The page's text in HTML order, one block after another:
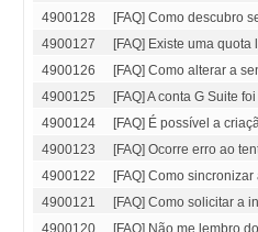
4900128
[FAQ] Como descubro
4900127
[FAQ] Existe uma
4900126
[FAQ] Como alterar a
4900125
[FAQ] A conta G Suite
4900124
[FAQ] É possível a
4900123
[FAQ] Ocorre erro ao
4900122
[FAQ] Como
4900121
[FAQ] Como solicitar a
4900120
[FAQ] Não me lembro